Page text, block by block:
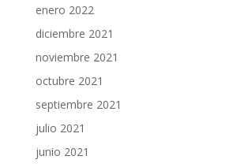
enero 2022
diciembre 2021
noviembre 2021
octubre 2021
septiembre 2021
julio 2021
junio 2021